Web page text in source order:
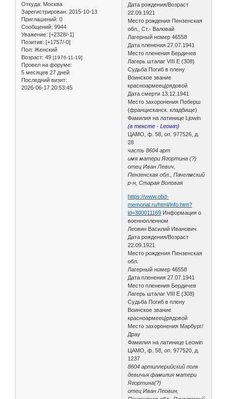
Откуда: Москва
Зарегистрирован: 2015-10-13
Приглашений: 0
Сообщений: 9944
Уважение: [+2328/-1]
Позитив: [+1757/-0]
Пол: Женский
Возраст: 49 [1976-11-19]
Провел на форуме:
5 месяцев 27 дней
Последний визит:
2026-06-17 20:53:45
Дата рождения/Возраст
22.09.1921
Место рождения Пензенская
обл., Ст.- Валовай
Лагерный номер 46558
Дата пленения 27.07.1941
Место пленения Бердичев
Лагерь шталаг VIII E (308)
Судьба Погиб в плену
Воинское звание
красноармеец|рядовой
Дата смерти 13.12.1941
Место захоронения Поберш
(францисканск. кладбище)
Фамилия на латинице Ljowin
(в тексте - Leowin)
ЦАМО, ф. 58, оп. 977526, д.
28
часть 8604 арт
имя матери Ягортина (?)
отец Иван Левич,
Пензенская обл., Пачелмский
р-н, Старая Воловая
https://www.obd-
memorial.ru/html/info.htm?
id=300011169 Информация о
военнопленном
Леовин Василий Иванович
Дата рождения/Возраст
22.09.1921
Место рождения Пензенская
обл.
Лагерный номер 46558
Дата пленения 27.07.1941
Место пленения Бердичев
Лагерь шталаг VIII E (308)
Судьба Погиб в плену
Воинское звание
красноармеец|рядовой
Место захоронения Марбург/
Драу
Фамилия на латинице Leowin
ЦАМО, ф. 58, оп. 977520, д.
1237
8604 артиллерийский полк
девичья фамилия матери
Ягортина(?)
отец Иван Леовин,